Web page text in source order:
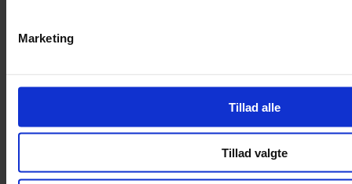
Marketing
Tillad alle
Tillad valgte